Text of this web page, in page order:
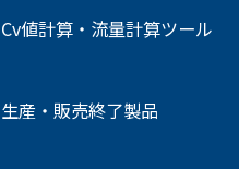
Cv値計算・流量計算ツール
生産・販売終了製品